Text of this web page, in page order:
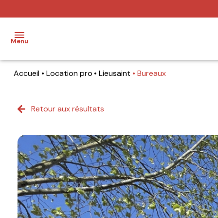
Menu
Ventes
Notre
agence
Nos
metiers
Accueil Location pro Lieusaint Bureaux
Retour aux résultats